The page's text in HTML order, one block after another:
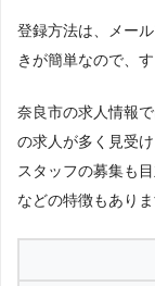
登録方法は、メー
きが簡単なので、
奈良市の求人情報
の求人が多く見受
スタッフの募集も
などの特徴もありま